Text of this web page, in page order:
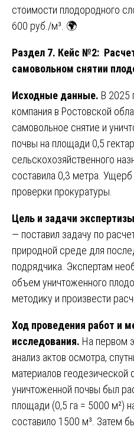
стоимости плодородного
600 руб./м³. 🌍
Раздел 7. Кейс №2:
самовольном снятии
Исходные данные. В 2025
компания в Ростовской
самовольное снятие и
почвы на площади 0,5
сельскохозяйственного
составила 0,3 метра.
проверки прокуратуры.
Цель и задачи
— поставил задачу по
природной среде для
подрядчика. Экспертам
объем уничтоженного
методику и произвести
Ход проведения работ и
исследования. На первом
анализ актов осмотра,
материалов
уничтоженной почвы был
площади (0,5 га = 5000 м²)
составило 1500 м³. Затем